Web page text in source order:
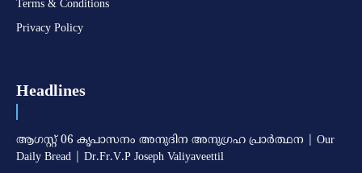
Terms & Conditions
Privacy Policy
Headlines
ആഗസ്റ്റ് 06 കൃപാസനം അനുദിന അനുഗ്രഹ പ്രാർത്ഥന | Our
Daily Bread | Dr.Fr.V.P Joseph Valiyaveettil